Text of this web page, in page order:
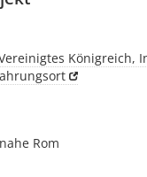
Königreich,
Rom